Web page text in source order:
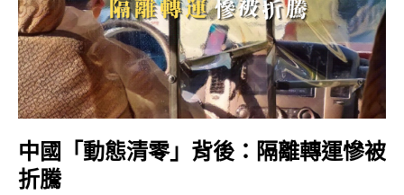
中國「動態清零」背後：隔離轉運慘被
折騰